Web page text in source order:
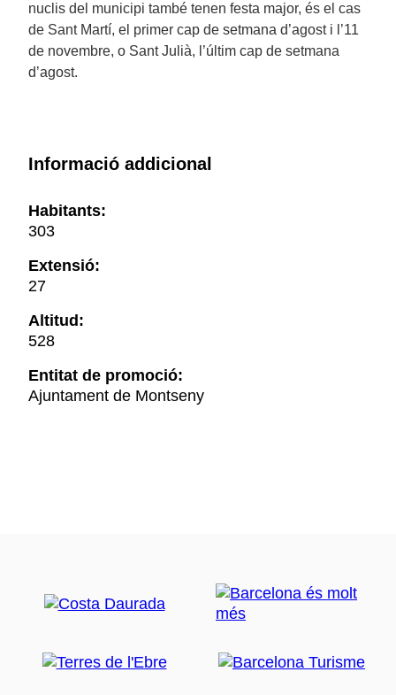
nuclis del municipi també tenen festa major, és el cas
de Sant Martí, el primer cap de setmana d’agost i l’11
de novembre, o Sant Julià, l’últim cap de setmana
d’agost.
Informació addicional
Habitants:
303
Extensió:
27
Altitud:
528
Entitat de promoció:
Ajuntament de Montseny